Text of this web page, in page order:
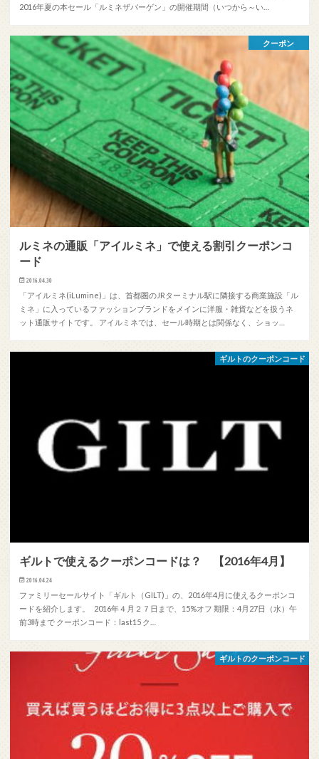
2016年夏の本セール「ルミネザバーゲン」の開催期間（いつから～い…
クーポン
ルミネの通販「アイルミネ」で使える割引クーポンコ
ード
2016.04.30
「アイルミネ(iLumine)」は、首都圏のJRターミナル駅に隣接する商業施設「ル
ミネ」に入っているファッションブランドをメインに洋服・雑貨などを扱うネ
ット通販サイトです。 アイルミネでは、セール時期とは関係なく、ショッ…
ギルトのクーポンコード
ギルトで使えるクーポンコードは？ 【2016年4月】
2016.04.24
ファミリーセールサイト「ギルト（GILT)」の、2016年4月に使えるクーポンコ
ードを紹介します。 2016年４月２７日まで、15%オフ 期限：4月27日（水）午
前3時まで クーポンコード：last15 ク…
ギルトのクーポンコード